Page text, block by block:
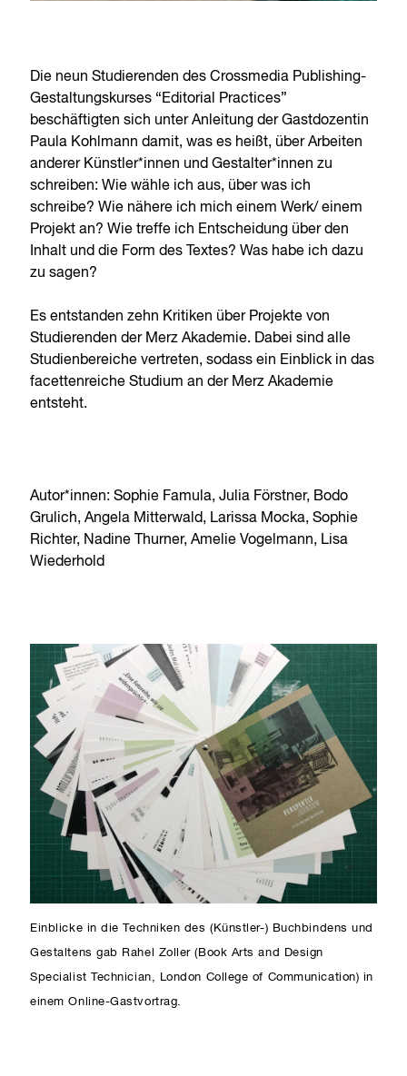
Die neun Studierenden des Crossmedia Publishing-
Gestaltungskurses “Editorial Practices”
beschäftigten sich unter Anleitung der Gastdozentin
Paula Kohlmann damit, was es heißt, über Arbeiten
anderer Künstler*innen und Gestalter*innen zu
schreiben: Wie wähle ich aus, über was ich
schreibe? Wie nähere ich mich einem Werk/ einem
Projekt an? Wie treffe ich Entscheidung über den
Inhalt und die Form des Textes? Was habe ich dazu
zu sagen?
Es entstanden zehn Kritiken über Projekte von
Studierenden der Merz Akademie. Dabei sind alle
Studienbereiche vertreten, sodass ein Einblick in das
facettenreiche Studium an der Merz Akademie
entsteht.
Autor*innen: Sophie Famula, Julia Förstner, Bodo
Grulich, Angela Mitterwald, Larissa Mocka, Sophie
Richter, Nadine Thurner, Amelie Vogelmann, Lisa
Wiederhold
Einblicke in die Techniken des (Künstler-) Buchbindens und
Gestaltens gab Rahel Zoller (Book Arts and Design
Specialist Technician, London College of Communication) in
einem Online-Gastvortrag.